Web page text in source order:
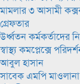
মামলার ৩ আসামী
গ্রেফতার
উর্ধ্বতন কর্মকর্তাদের
স্বাস্থ্য কমপ্লেক্সে
আবুল হাসান
সাবেক এমপি